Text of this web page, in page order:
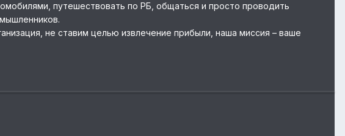
путешествовать по РБ, общаться и просто проводить
не ставим целью извлечение прибыли, наша миссия – ваше